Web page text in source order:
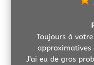
Toujours à
approximatives
J’ai eu de gros